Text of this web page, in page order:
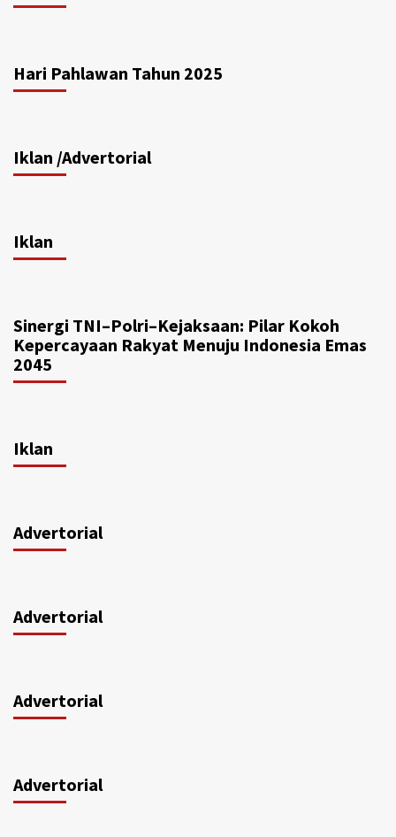
Hari Pahlawan Tahun 2025
Iklan /Advertorial
Iklan
Sinergi TNI–Polri–Kejaksaan: Pilar Kokoh
Kepercayaan Rakyat Menuju Indonesia Emas
2045
Iklan
Advertorial
Advertorial
Advertorial
Advertorial